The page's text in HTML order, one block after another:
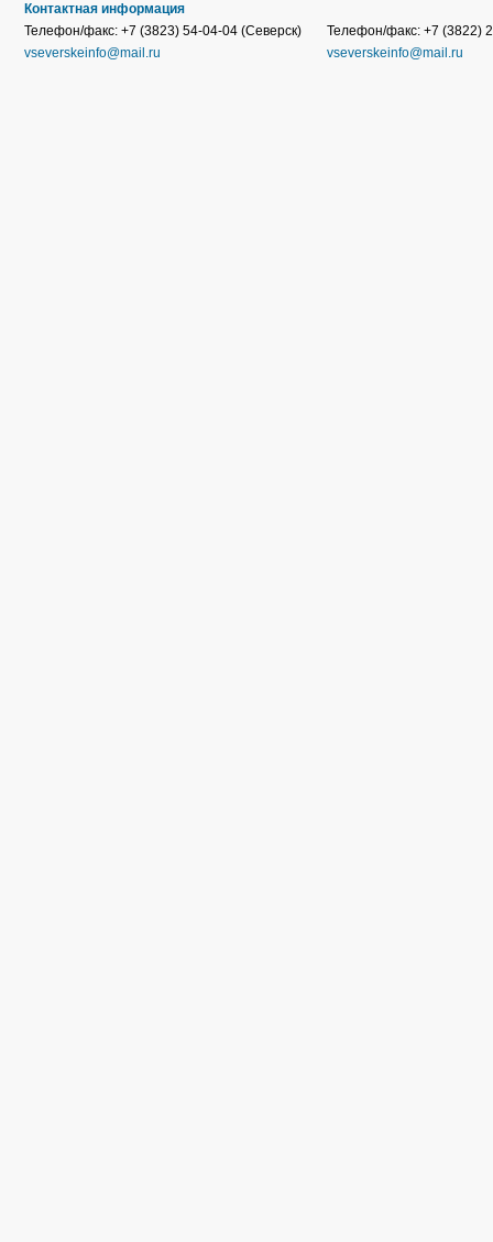
Контактная информация
Телефон/факс: +7 (3823) 54-04-04 (Северск)
vseverskeinfo@mail.ru
Телефон/факс: +7 (3822)
vseverskeinfo@mail.ru